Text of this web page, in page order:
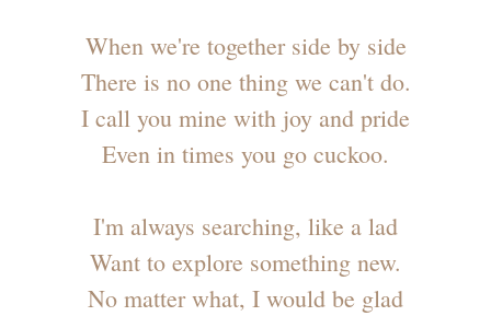
When we're together side by side
There is no one thing we can't do.
I call you mine with joy and pride
Even in times you go cuckoo.
I'm always searching, like a lad
Want to explore something new.
No matter what, I would be glad